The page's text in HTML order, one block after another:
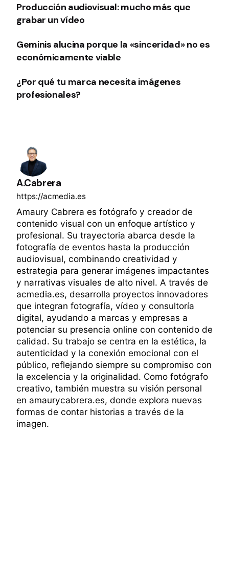
Producción audiovisual: mucho más que
grabar un vídeo
Geminis alucina porque la «sinceridad» no es
económicamente viable
¿Por qué tu marca necesita imágenes
profesionales?
A.Cabrera
https://acmedia.es
Amaury Cabrera es fotógrafo y creador de
contenido visual con un enfoque artístico y
profesional. Su trayectoria abarca desde la
fotografía de eventos hasta la producción
audiovisual, combinando creatividad y
estrategia para generar imágenes impactantes
y narrativas visuales de alto nivel. A través de
acmedia.es, desarrolla proyectos innovadores
que integran fotografía, vídeo y consultoría
digital, ayudando a marcas y empresas a
potenciar su presencia online con contenido de
calidad. Su trabajo se centra en la estética, la
autenticidad y la conexión emocional con el
público, reflejando siempre su compromiso con
la excelencia y la originalidad. Como fotógrafo
creativo, también muestra su visión personal
en amaurycabrera.es, donde explora nuevas
formas de contar historias a través de la
imagen.